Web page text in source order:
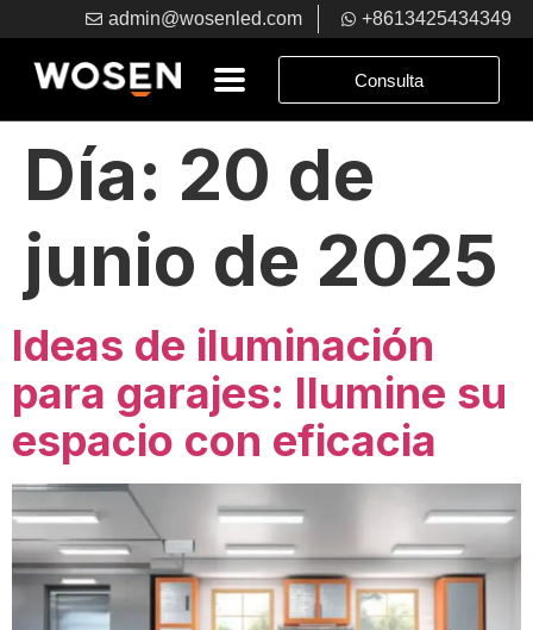
admin@wosenled.com +8613425434349
Consulta
Día: 20 de
junio de 2025
Ideas de iluminación
para garajes: Ilumine su
espacio con eficacia